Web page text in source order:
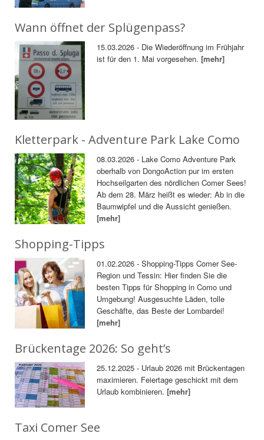
Wann öffnet der Splügenpass?
15.03.2026 - Die Wiederöffnung im Frühjahr
ist für den 1. Mai vorgesehen.[mehr]
Kletterpark - Adventure Park Lake Como
08.03.2026 - Lake Como Adventure Park
oberhalb von DongoAction pur im ersten
Hochseilgarten des nördlichen Comer Sees!
Ab dem 28. März heißt es wieder: Ab in die
Baumwipfel und die Aussicht genießen.
[mehr]
Shopping-Tipps
01.02.2026 - Shopping-Tipps Comer See-
Region und Tessin: Hier finden Sie die
besten Tipps für Shopping in Como und
Umgebung! Ausgesuchte Läden, tolle
Geschäfte, das Beste der Lombardei!
[mehr]
Brückentage 2026: So geht’s
25.12.2025 - Urlaub 2026 mit Brückentagen
maximieren. Feiertage geschickt mit dem
Urlaub kombinieren.[mehr]
Taxi Comer See